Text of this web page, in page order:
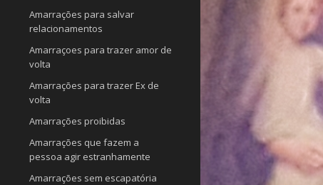
Amarrações para salvar
relacionamentos
Amarraçoes para trazer amor de
volta
Amarrações para trazer Ex de
volta
Amarrações proibidas
Amarrações que fazem a
pessoa agir estranhamente
Amarrações sem escapatória